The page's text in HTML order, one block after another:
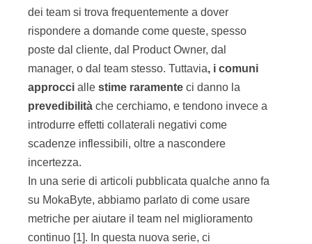
dei team si trova frequentemente a dover
rispondere a domande come queste, spesso
poste dal cliente, dal Product Owner, dal
manager, o dal team stesso. Tuttavia, i comuni
approcci alle stime raramente ci danno la
prevedibilità che cerchiamo, e tendono invece a
introdurre effetti collaterali negativi come
scadenze inflessibili, oltre a nascondere
incertezza.
In una serie di articoli pubblicata qualche anno fa
su MokaByte, abbiamo parlato di come usare
metriche per aiutare il team nel miglioramento
continuo [1]. In questa nuova serie, ci